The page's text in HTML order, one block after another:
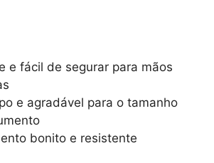
e fácil de segurar para mãos
e agradável para o tamanho
bonito e resistente